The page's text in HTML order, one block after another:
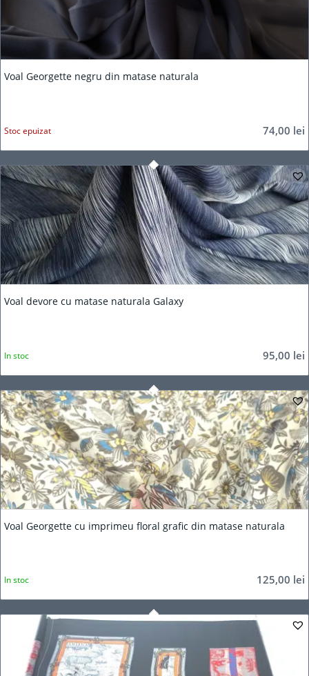
Voal Georgette negru din matase naturala
74,00 lei
Stoc epuizat
Voal devore cu matase naturala Galaxy
95,00 lei
In stoc
Voal Georgette cu imprimeu floral grafic din matase naturala
125,00 lei
In stoc